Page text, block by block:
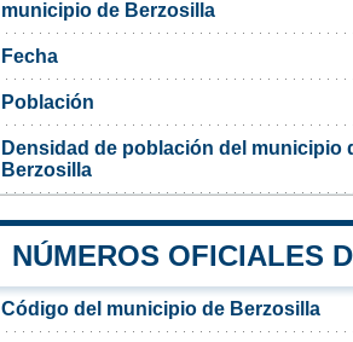
municipio de Berzosilla
Fecha
Población
Densidad de población del municipio
Berzosilla
NÚMEROS OFICIALES
Código del municipio de Berzosilla